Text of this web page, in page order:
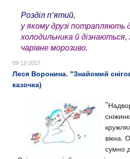
Розділ п’ятий,
у якому друзі потрапляють
холодильника й
чарівне морозиво.
09-12-2017
Леся Воронина. "Знайомий
казочка)
"
вікна.
сумно